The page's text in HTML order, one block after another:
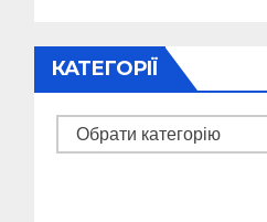
КАТЕГОРІЇ
Категорії